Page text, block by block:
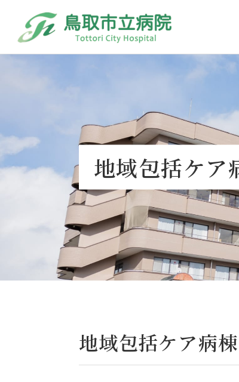
地域包括ケア
地域包括ケア病棟